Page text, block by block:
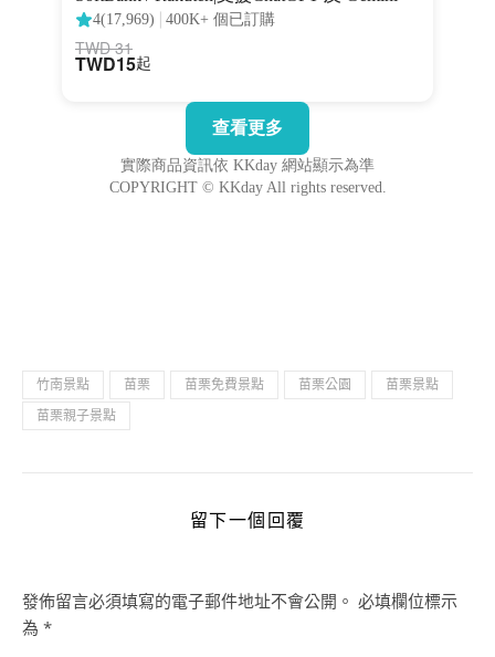
竹南景點 苗栗 苗栗免費景點 苗栗公園
苗栗景點
苗栗親子景點
留下一個回覆
發佈留言必須填寫的電子郵件地址不會公開。 必填欄位標示
為 *